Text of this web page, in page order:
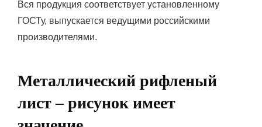
Вся продукция соответствует установленному
ГОСТу, выпускается ведущими российскими
производителями.
Металлический рифленый
лист – рисунок имеет